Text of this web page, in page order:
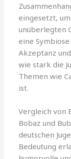
eingesetzt,
unüberlegten
eine
Akzeptanz
wie stark die
Themen wie
ist.
Vergleich von
Bobaz und
deutschen
Bedeutung